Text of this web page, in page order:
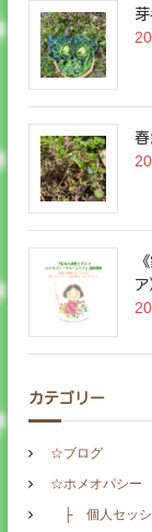
カテゴリー
☆ブログ
☆ホメオパシー
├ 個人セッシ